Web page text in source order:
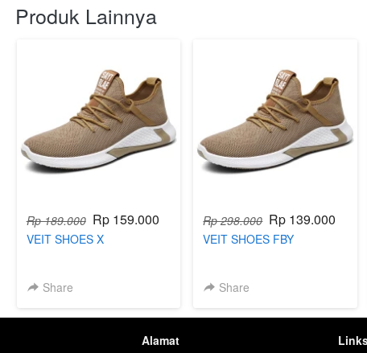
Produk Lainnya
Rp 189.000 Rp 159.000
VEIT SHOES X
Share
Rp 298.000 Rp 139.000
VEIT SHOES FBY
Share
Alamat